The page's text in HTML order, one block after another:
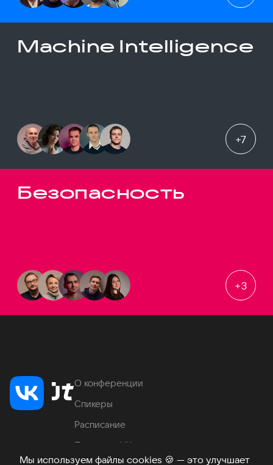
Мы используем файлы cookies 🍪 — это улучшает
Machine Intelligence
+7
Безопасность
+3
О конференции
Спикеры
Расписание
Продукты VK